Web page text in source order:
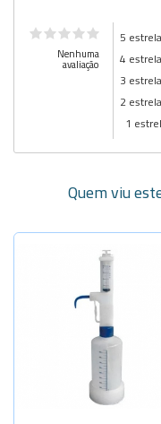
Nenhuma
avaliação
5
4
3
2
1
Quem viu